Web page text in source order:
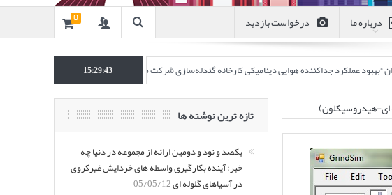
درباره ما درخواست بازدید 0
“بهبود عملکرد جداکننده هوایی دینامیکی کارخانه گندله‌سازی شرکت معدنی و صنعتی گل‌گهر” در نشریه
15:29:44
ای-هیدروسیکلون) تازه ترین نوشته ها
یکصد و نود و دومین ارائه از مجموعه در دنیا چه
خبر: آینده بکارگیری واسطه های خردایش غیرکروی
در آسیاهای گلوله ای05/05/12